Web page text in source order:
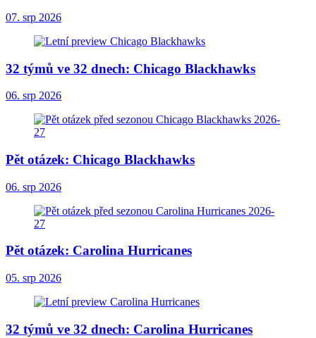
07. srp 2026
32 týmů ve 32 dnech: Chicago Blackhawks
06. srp 2026
Pět otázek: Chicago Blackhawks
06. srp 2026
Pět otázek: Carolina Hurricanes
05. srp 2026
32 týmů ve 32 dnech: Carolina Hurricanes